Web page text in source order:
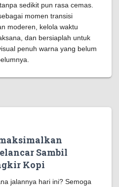
sedikit pun rasa cemas.
momen transisi
moderen, kelola waktu
dan bersiaplah untuk
penuh warna yang belum
Sambil
Kopi
jalannya hari ini? Semoga